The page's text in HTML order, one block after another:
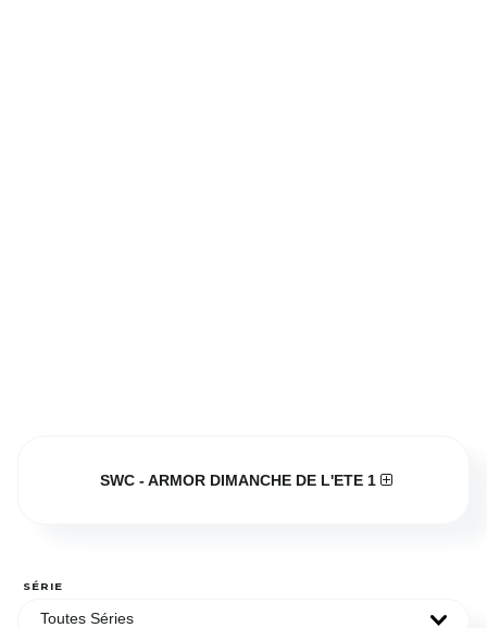
SWC - ARMOR DIMANCHE DE L'ETE 1
SÉRIE
Toutes Séries